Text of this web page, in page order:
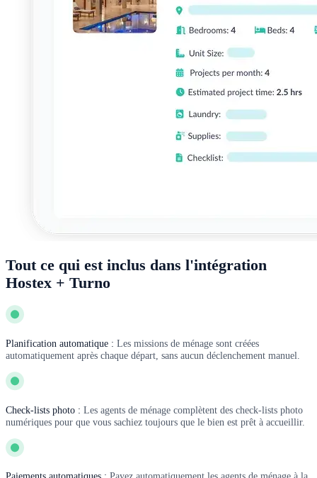
Tout ce qui est inclus dans l'intégration
Hostex + Turno
Planification automatique : Les missions de ménage sont créées
automatiquement après chaque départ, sans aucun déclenchement manuel.
Check-lists photo : Les agents de ménage complètent des check-lists photo
numériques pour que vous sachiez toujours que le bien est prêt à accueillir.